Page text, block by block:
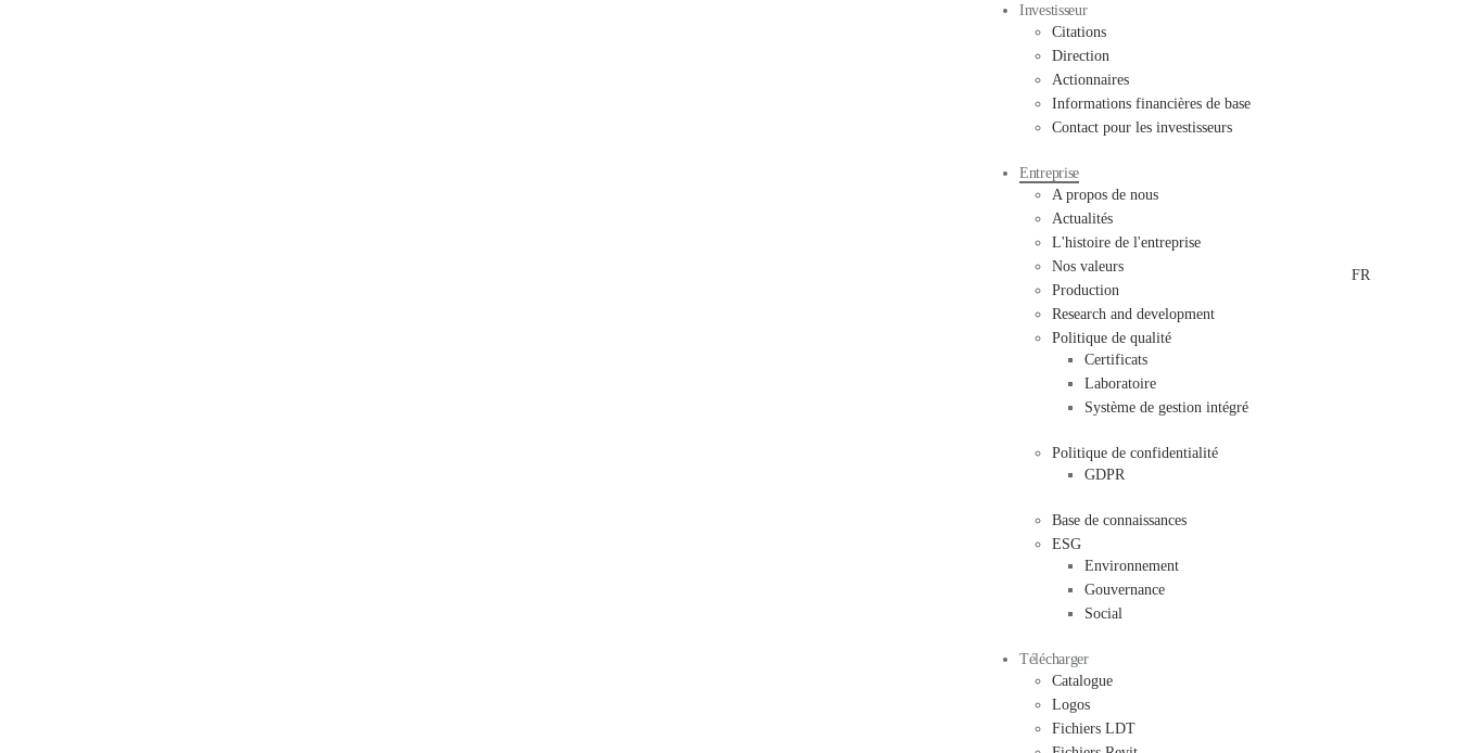
Investisseur
Citations
Direction
Actionnaires
Informations financières de base
Contact pour les investisseurs
Entreprise
A propos de nous
Actualités
L'histoire de l'entreprise
Nos valeurs
Production
Research and development
Politique de qualité
Certificats
Laboratoire
Système de gestion intégré
Politique de confidentialité
GDPR
Base de connaissances
ESG
Environnement
Gouvernance
Social
Télécharger
Catalogue
Logos
Fichiers LDT
FR